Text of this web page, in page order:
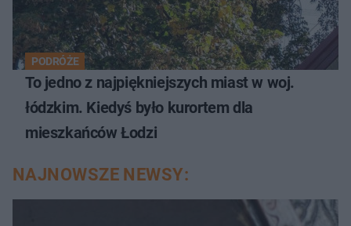
PODRÓŻE
To jedno z najpiękniejszych miast w woj.
łódzkim. Kiedyś było kurortem dla
mieszkańców Łodzi
NAJNOWSZE NEWSY: